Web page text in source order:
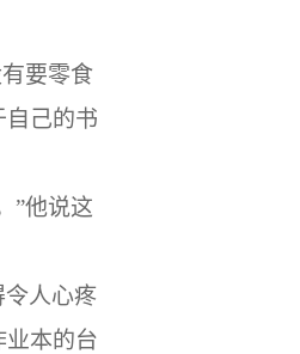
要零食
自己的书
”他说这
令人心疼
业本的台